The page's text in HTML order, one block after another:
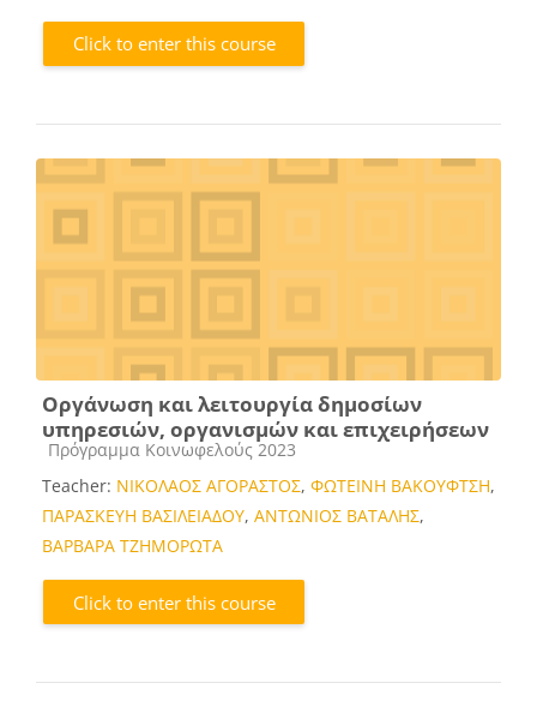
Click to enter this course
Οργάνωση και λειτουργία δημοσίων
υπηρεσιών, οργανισμών και επιχειρήσεων
Course category
Πρόγραμμα Κοινωφελούς 2023
Teacher: ΝΙΚΟΛΑΟΣ ΑΓΟΡΑΣΤΟΣ, ΦΩΤΕΙΝΗ ΒΑΚΟΥΦΤΣΗ,
ΠΑΡΑΣΚΕΥΗ ΒΑΣΙΛΕΙΑΔΟΥ, ΑΝΤΩΝΙΟΣ ΒΑΤΑΛΗΣ,
ΒΑΡΒΑΡΑ ΤΖΗΜΟΡΩΤΑ
Click to enter this course